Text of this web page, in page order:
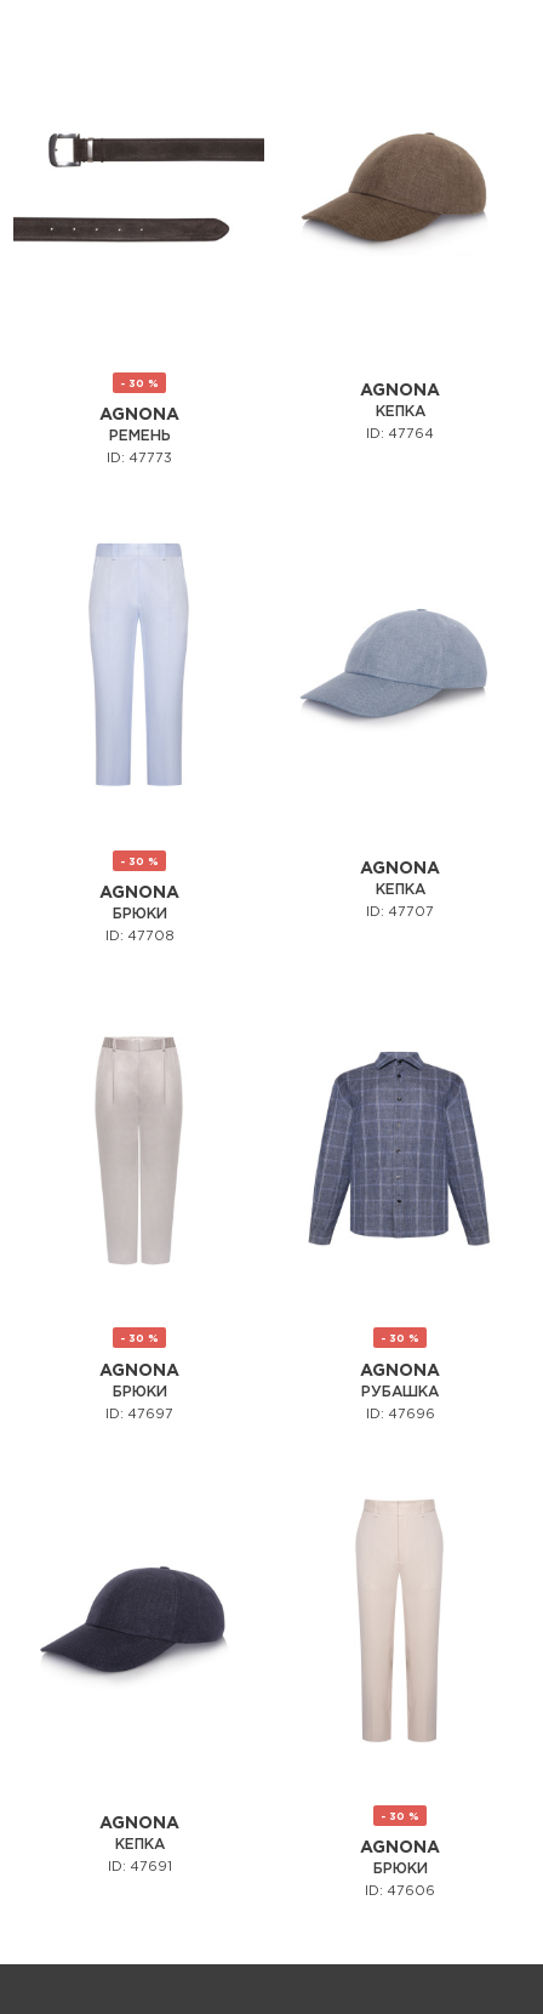
- 30 %
AGNONA
РЕМЕНЬ
ID: 47773
AGNONA
КЕПКА
ID: 47764
- 30 %
AGNONA
БРЮКИ
ID: 47708
AGNONA
КЕПКА
ID: 47707
- 30 %
AGNONA
БРЮКИ
ID: 47697
- 30 %
AGNONA
РУБАШКА
ID: 47696
AGNONA
КЕПКА
ID: 47691
- 30 %
AGNONA
БРЮКИ
ID: 47606